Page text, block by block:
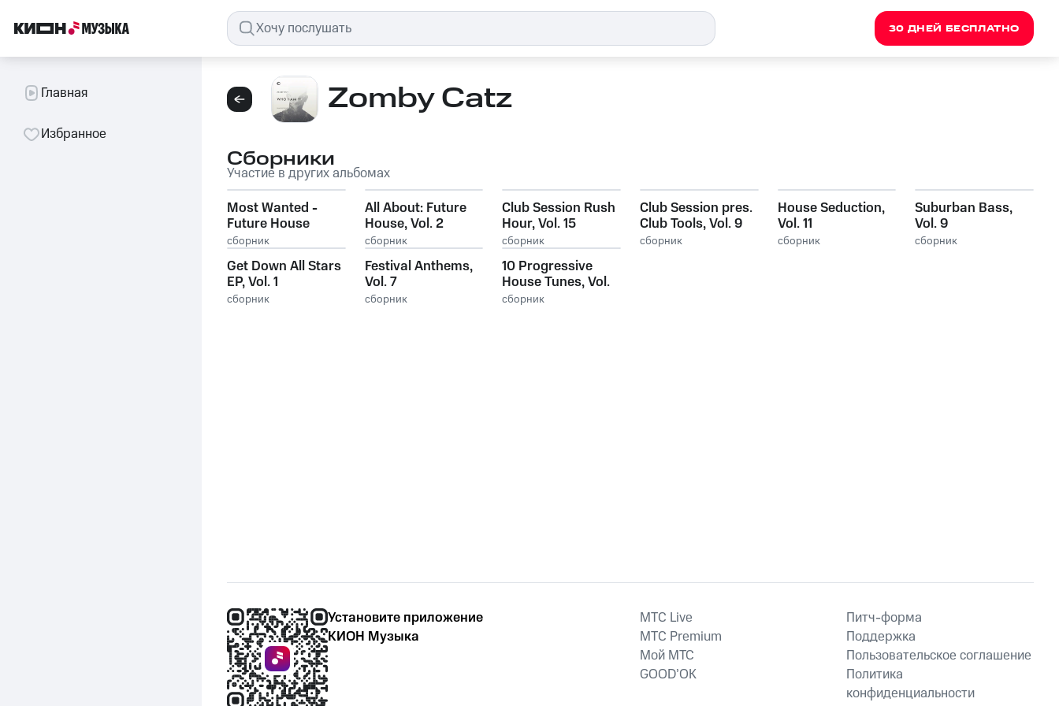
30 ДНЕЙ БЕСПЛАТНО
Главная
Избранное
Zomby Catz
Сборники
Участие в других альбомах
Most Wanted -
Future House
Selection, Vol. 41
сборник
All About: Future
House, Vol. 2
сборник
Club Session Rush
Hour, Vol. 15
сборник
Club Session pres.
Club Tools, Vol. 9
сборник
House Seduction,
Vol. 11
сборник
Suburban Bass,
Vol. 9
сборник
Get Down All Stars
EP, Vol. 1
сборник
Festival Anthems,
Vol. 7
сборник
10 Progressive
House Tunes, Vol.
19
сборник
Установите приложение
КИОН Музыка
MTС Live
MTС Premium
Мой МТС
GOOD’OK
Питч-форма
Поддержка
Пользовательское соглашение
Политика
конфиденциальности